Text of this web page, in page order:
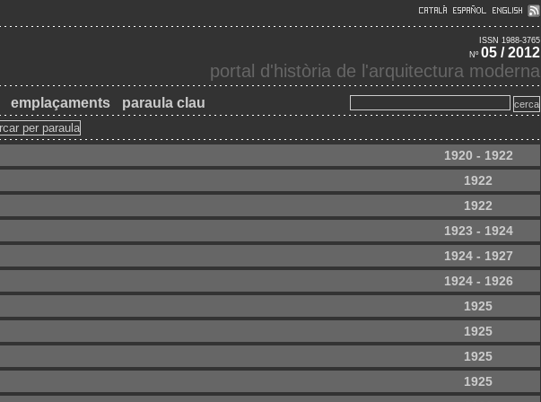
ISSN 1988-3765
Nº 05 / 2012
portal d'història de l'arquitectura moderna
emplaçaments paraula clau
1920 - 1922
1922
1922
1923 - 1924
1924 - 1927
1924 - 1926
1925
1925
1925
1925